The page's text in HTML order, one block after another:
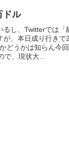
ドル
るし、Twitterでは「
が、本日成り行きで
どうかは知らん今
、現状大...